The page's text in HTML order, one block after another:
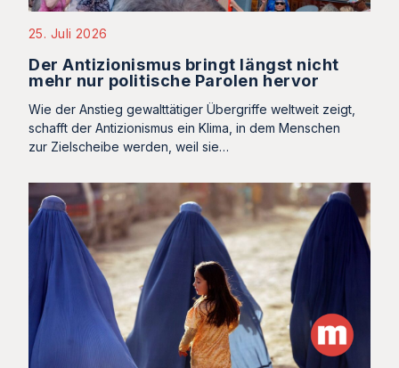
25. Juli 2026
Der Antizionismus bringt längst nicht
mehr nur politische Parolen hervor
Wie der Anstieg gewalttätiger Übergriffe weltweit zeigt,
schafft der Antizionismus ein Klima, in dem Menschen
zur Zielscheibe werden, weil sie…